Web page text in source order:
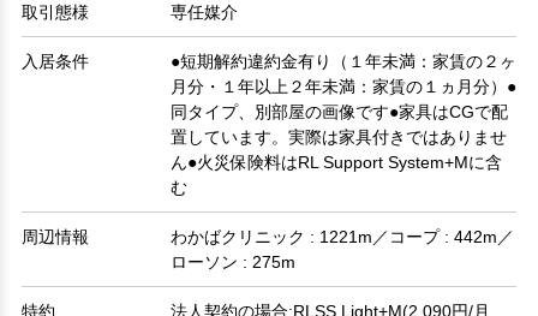
取引態様 専任媒介
入居条件
●短期解約違約金有り（１年未満：家賃の２ヶ
月分・１年以上２年未満：家賃の１ヵ月分）●
同タイプ、別部屋の画像です●家具はCGで配
置しています。実際は家具付きではありませ
ん●火災保険料はRL Support System+Mに含
む
周辺情報
わかばクリニック : 1221m／コープ : 442m／
ローソン : 275m
特約 法人契約の場合:RLSS Light+M(2,090円/月